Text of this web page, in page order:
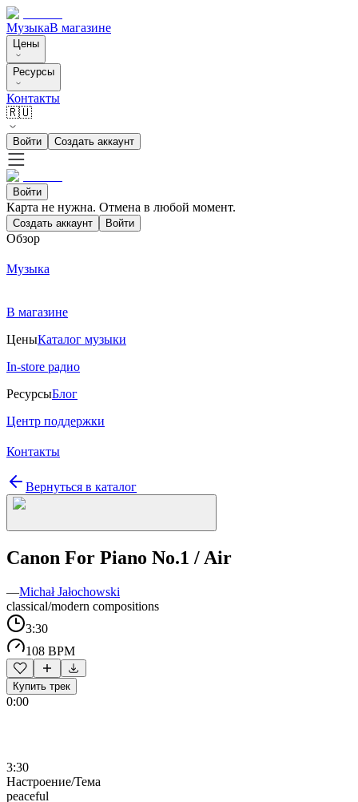
МузыкаВ магазине
Цены
Ресурсы
Контакты
🇷🇺
Войти Создать аккаунт
Войти
Карта не нужна. Отмена в любой момент.
Создать аккаунт Войти
Обзор
Музыка
В магазине
ЦеныКаталог музыки
In-store радио
РесурсыБлог
Центр поддержки
Контакты
Вернуться в каталог
Canon For Piano No.1 / Air
—Michał Jałochowski
classical/modern compositions
3:30
108 BPM
Купить трек
0:00
3:30
Настроение/Тема
peaceful